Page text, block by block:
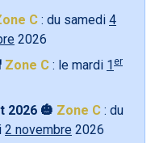
C : du samedi 4
2026
Zone C : le mardi 1 er
2026 🎃 Zone C : du
2 novembre 2026